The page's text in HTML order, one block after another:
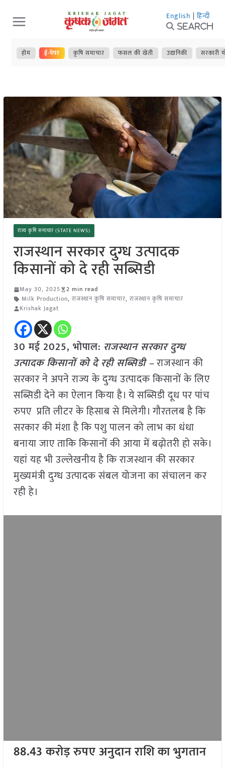
Skip
to
content
English | हिन्दी
Search
होम ई-पेपर कृषि समाचार फसल की खेती उद्यानिकी सरकारी
राज्य कृषि समाचार (STATE NEWS)
राजस्थान सरकार दुग्ध उत्पादक
किसानों को दे रही सब्सिडी
May 30, 2025
2 min read
Milk Production, राजस्थान कृषि समाचार, राजस्थान कृषि समाचार
Krishak Jagat
30 मई 2025, भोपाल: राजस्थान सरकार दुग्ध
उत्पादक किसानों को दे रही सब्सिडी –राजस्थान की
सरकार ने अपने राज्य के दुग्ध उत्पादक किसानों के लिए
सब्सिडी देने का ऐलान किया है। ये सब्सिडी दूध पर पांच
रुपए प्रति लीटर के हिसाब से मिलेगी। गौरतलब है कि
सरकार की मंशा है कि पशु पालन को लाभ का धंधा
बनाया जाए ताकि किसानों की आया में बढ़ोतरी हो सके।
यहां यह भी उल्लेखनीय है कि राजस्थान की सरकार
मुख्यमंत्री दुग्ध उत्पादक संबल योजना का संचालन कर
रही हे।
88.43 करोड़ रुपए अनुदान राशि का भुगतान